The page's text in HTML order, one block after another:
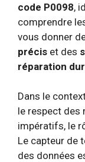
code P0098,
comprendre
vous donner
précis et des
réparation
Dans le
le respect des
impératifs, le
Le capteur de
des données